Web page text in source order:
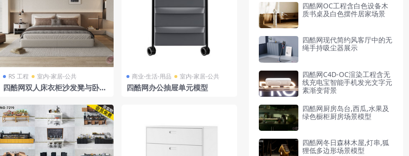
RS 工程 室内-家居-公共
四酷网双人床衣柜沙发凳与卧室
商业-生活-用品 室内-家居-公共
四酷网办公抽屉单元模型
四酷网OC工程含白色设备木
质书桌及白色摆件居家场景
四酷网现代简约风客厅中的无
绳手持吸尘器展示
四酷网C4D-OC渲染工程含无
线充电宝智能手机发光文字元
素渐变背景
四酷网厨房岛台,西瓜,水果及
绿色橱柜厨房场景模型
四酷网冬日森林木屋,灯串,狐
狸低多边形场景模型